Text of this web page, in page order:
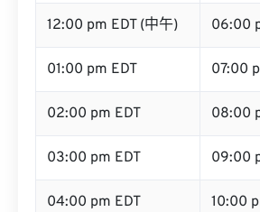
12:00 pm EDT (中午) 06:00
01:00 pm EDT 07:00
02:00 pm EDT 08:00
03:00 pm EDT 09:00
04:00 pm EDT 10:00